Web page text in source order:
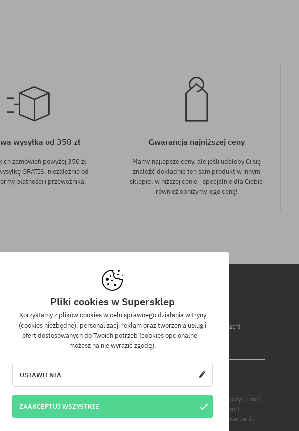
wysyłka od 350 zł
zamówień powyżej 350 zł
GRATIS, niezależnie od
płatności i przewoźnika.
Gwarancja najniższej ceny
Mamy najlepsze ceny, ale jeśli udałoby Ci się
znaleźć dokładnie ten sam produkt w innym
sklepie, w niższej cenie - specjalnie dla Ciebie
również obniżymy jego cenę!
Newsletter
się do naszego newslettera, a dowiesz się jako pierwszy o nowościach i promocjach!
Dodatkowo otrzymasz kod rabatowy -5% na całe zamówienie!
WYŚLIJ
e-mail jest jednoznaczne z wyrażeniem zgody na otrzymywanie informacji handlowych pod
e-mail. Informujemy, że administratorem Twoich danych osobowych jest Cool Sport
z o.o. z siedzibą przy ul. Handlowców 2 w Modlniczce. Dowiedz się więcej o przetwarzaniu
Pliki cookies w Supersklep
Korzystamy z plików cookies w celu sprawnego działania witryny
(cookies niezbędne), personalizacji reklam oraz tworzenia usług i
ofert dostosowanych do Twoich potrzeb (cookies opcjonalne –
możesz na nie wyrazić zgodę).
USTAWIENIA
ZAAKCEPTUJ WSZYSTKIE